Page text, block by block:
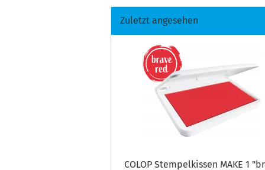
Zuletzt angesehen
COLOP Stem­pel­kis­sen MAKE 1